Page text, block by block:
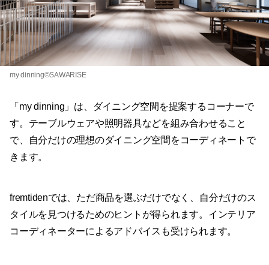
my dinning©SAWARISE
「my dinning」は、ダイニング空間を提案するコーナーで
す。テーブルウェアや照明器具などを組み合わせること
で、自分だけの理想のダイニング空間をコーディネートで
きます。
fremtidenでは、ただ商品を選ぶだけでなく、自分だけのス
タイルを見つけるためのヒントが得られます。インテリア
コーディネーターによるアドバイスも受けられます。